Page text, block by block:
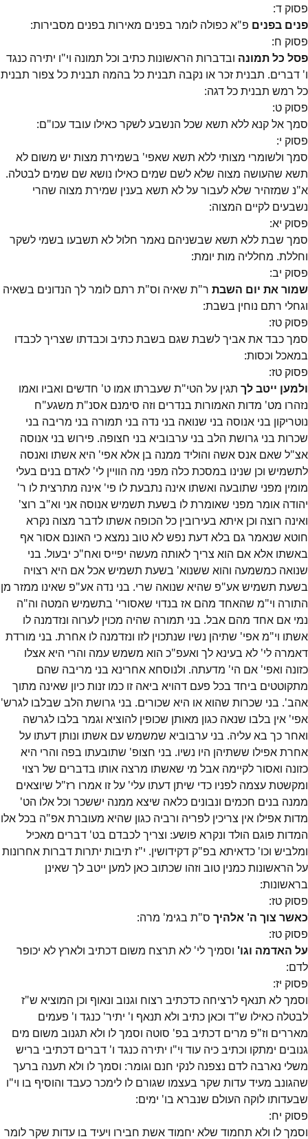
פסוק ד:
פנים בפנים פ"א כפולה לומר בפנים מאירות בפנים מסבירות:
פסוק ח:
פסל כל תמונה ובדברות הראשונות כתיב וכל תמונה וי"ו יתירה כנגד
ו' דברים. תבנית זכר או נקבה תבנית כל בהמה תבנית כל צפור תבנית
כל רמש תבנית כל דגה:
פסוק ט:
סמך אל קנא ללא תשא שכל הנשבע לשקר כאילו עובד עכו"ם:
פסוק י:
סמך ולשומרי מצותי ללא תשא שאפי' בשמירת מצות יש משום לא
תשא שהעושה מצוה שלא לשם שמים כאילו נושא שם שמים לבטלה.
א"נ שמזהיר שלא לעבור על לא תשא בענין שמירת מצוה שהרי
נשבעים לקיים המצוה:
פסוק יא:
סמך שבת ללא תשא שבשניהם נאמר חלול לא תשבעו בשמי לשקר
וחללת. מחלליה מות יומת:
פסוק יב:
שמור את יום השבת ר"ת שאיה וס"ת רתם לומר לך הנדונים בשאיה
וגחלי רתם נוחין בשבת:
פסוק טז:
סמך כבד את אביך לשבת שגם בשבת כתיב וכבדתו שצריך לכבדו
במאכל וכסות:
פסוק טז:
ולמען ייטב לך תגין על הטי"ת שעברתו אמו ט' חדשים ואביו ואמו
נזהרו מט' מדות האמורות בנדרים וזה סימנם אסנ"ת משגע"ח
נוטריקון בני אנוסה בני שנואה בני נדה בני תמורה בני מריבה בני
שכרות בני גרושת הלב בני ערבוביא בני חצופה. פירוש בני אנוסה
אצ"ל שאם אנס אשה והוליד ממנה בן אלא אפי' היא אשתו ואנסה
לתשמיש וכן שנינו במסכת כלה מפני מה הוויין לי' לאדם בנים בעלי
מומין מפני שתובעה ואשתו אינה נתבעת לו פי' אינה מתרצית לו ר'
יהודה אומר מפני שאומרת לו בשעת תשמיש אנוסה אני וא"ב רוצ'
ואינה רוצה וכן איתא בעירובין כל הכופה אשתו לדבר מצוה נקרא
חוטא שנאמר גם בלא דעת נפש לא טוב נמצא כי האונם אסור אף
באשתו אלא אם הוא צריך לאותה מעשה יפייס ואח"כ יבעול. בני
שנואה כמשמעה והוא ששנוא' בשעת תשמיש אכל אם היא רצויה
בשעת תשמיש אע"פ שהיא שנואה שרי. בני נדה אע"פ שאינו ממזר מן
התורה וי"מ שהאחד מהם אז בנדוי שאסורי' בתשמיש המטה וה"ה
נמי אם אחד מהם אבל. בני תמורה שהיה מכוין לערוה ונזדמנה לו
אשתו וי"מ אפי' שתיהן נשיו שנתכוין לזו ונזדמנה לו אחרת. בני מורדת
דאמרה לי' לא בעינא לך ואעפ"כ הוא משמש עמה והרי היא אצלו
כזונה ואפי' אם הי' מדעתה. ולנוסחא אחרינא בני מריבה שהם
מתקוטטים ביחד בכל פעם דהויא ביאה זו כמו זנות כיון שאינה מתוך
אהב'. בני שכרות שהוא או היא שכורים. בני גרושת הלב שבלבו לגרש'
אפי' אין בלבו שנאה כגון מאותן שכופין להוציא וגמר בלבו לגרשה
ואחר כך בא עליה. בני ערבוביא שמשמש עם אשתו ונותן דעתו על
אחרת אפילו ששתיהן היו נשיו. בני חצופ' שתובעתו בפה והרי היא
כזונה ואסור לקיימה אבל מי שאשתו מרצה אותו בדברים של רצוי
ומקשטת עצמה לפניו כדי שיתן דעתו עלי' על זו אמרו רז"ל שיוצאים
ממנה בנים חכמים ונבונים כלאה שיצא ממנה יששכר וכל אלו הט'
מדות אפילו אין צריכין לפריה ורביה כגון שהיא מעוברת אפ"ה בכל אלו
המדות פוגם הולד ונקרא פושע: וצריך לכבדם בט' דברים מאכיל
ומלביש וכו' כדאיתא בפ"ק דקידושין. י"ז תיבות יתרות דברות אחרונות
על הראשונות כמנין טוב וזהו שכתוב כאן למען ייטב לך שאינן
בראשונות:
פסוק טז:
כאשר צוך ה' אלהיך ס"ת בגימ' מרה:
פסוק טז:
על האדמה וגו' וסמיך לי' לא תרצח משום דכתיב ולארץ לא יכופר
לדם:
פסוק יז:
וסמך לא תנאף לרציחה כדכתיב רצוח וגנוב ונאוף וכן המוציא ש"ז
לבטלה כאילו ש"ד וכאן כתיב ולא תנאף ו' יתיר' כנגד ו' פעמים
מאררים וז"פ מרים דכתיב בפ' סוטה וסמך לו ולא תגנוב משום מים
גנובים ימתקו וכתיב כיה עוד וי"ו יתירה כנגד ו' דברים דכתיבי בריש
משלי נארבה לדם נצפנה לנקי חנם וגומר: וסמך לו ולא תענה ברעך
שהגונב מעיד עדות שקר בעצמו שגורם לו לימכר כעבד והוסיף בו וי"ו
שבעדותו לוקה העולם שנברא בו' ימים:
פסוק יח:
וסמך לו ולא תחמוד שלא יחמוד אשת חבירו ויעיד בו עדות שקר לומר